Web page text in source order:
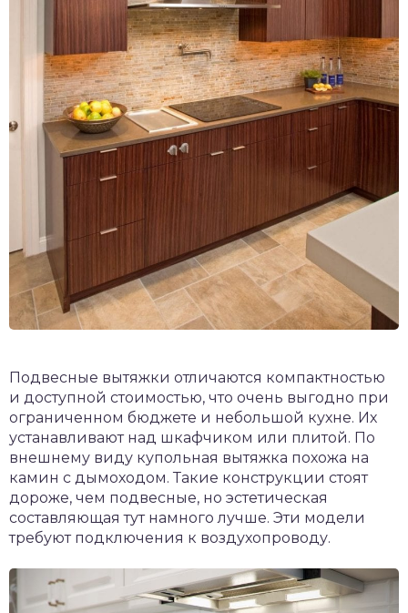
Подвесные вытяжки отличаются компактностью
и доступной стоимостью, что очень выгодно при
ограниченном бюджете и небольшой кухне. Их
устанавливают над шкафчиком или плитой. По
внешнему виду купольная вытяжка похожа на
камин с дымоходом. Такие конструкции стоят
дороже, чем подвесные, но эстетическая
составляющая тут намного лучше. Эти модели
требуют подключения к воздухопроводу.